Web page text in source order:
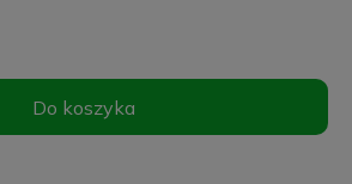
Do koszyka